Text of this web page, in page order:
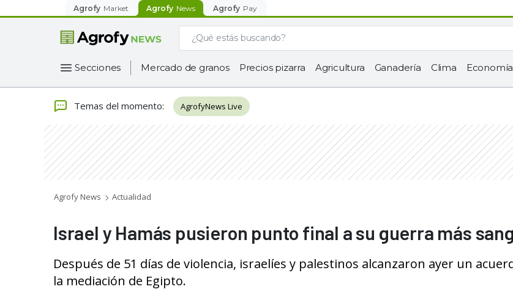
Agrofy Market Agrofy News Agrofy Pay
Secciones Mercado de granos Precios pizarra Agricultura Ganadería Clima Economía
Temas del momento: AgrofyNews Live
Agrofy News Actualidad
Israel y Hamás pusieron punto final a su guerra más
Después de 51 días de violencia, israelíes y palestinos alcanzaron ayer un
la mediación de Egipto.